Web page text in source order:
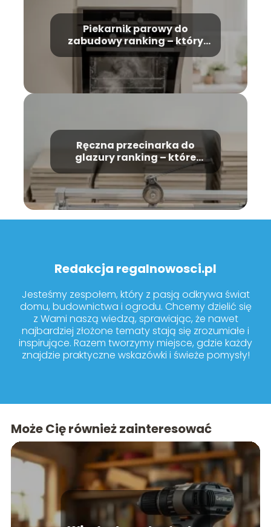
Piekarnik parowy do
zabudowy ranking – który
model wybrać?
Ręczna przecinarka do
glazury ranking – które
modele warto kupić?
Redakcja regalnowosci.pl
Jesteśmy zespołem, który z pasją odkrywa świat
domu, budownictwa i ogrodu. Chcemy dzielić się
z Wami naszą wiedzą, sprawiając, że nawet
najbardziej złożone tematy stają się zrozumiałe i
inspirujące. Razem tworzymy miejsce, gdzie każdy
znajdzie praktyczne wskazówki i świeże pomysły!
Może Cię również zainteresować